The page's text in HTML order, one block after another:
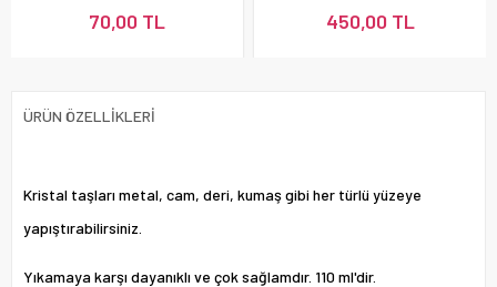
70,00 TL 450,00 TL
ÜRÜN ÖZELLIKLERI
Kristal taşları metal, cam, deri, kumaş gibi her türlü yüzeye
yapıştırabilirsiniz.
Yıkamaya karşı dayanıklı ve çok sağlamdır. 110 ml'dir.